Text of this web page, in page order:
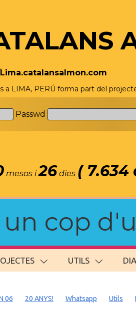
a LIMA, PERÚ forma part del
Passwd
mesos i26dies ( 7.634
cop
UTILS
06 20 ANYS! Whatsapp Utils